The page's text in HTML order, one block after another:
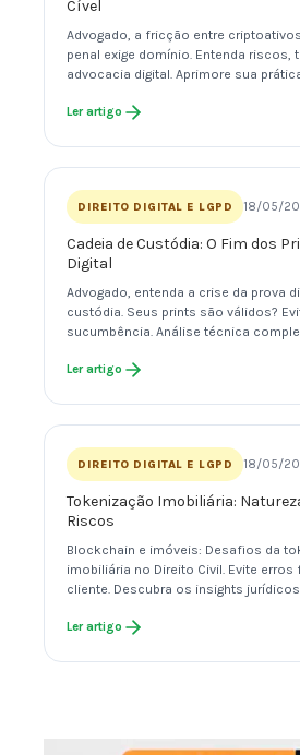
Cível
Advogado, a fricção entre
penal exige domínio. Entenda riscos,
advocacia digital. Aprimore sua
Ler artigo
DIREITO DIGITAL E LGPD 18/05/
Cadeia de Custódia: O Fim dos
Digital
Advogado, entenda a crise da prova
custódia. Seus prints são válidos?
sucumbência. Análise técnica
Ler artigo
DIREITO DIGITAL E LGPD 18/05/
Tokenização Imobiliária:
Riscos
Blockchain e imóveis: Desafios da
imobiliária no Direito Civil. Evite erros
cliente. Descubra os insights
Ler artigo